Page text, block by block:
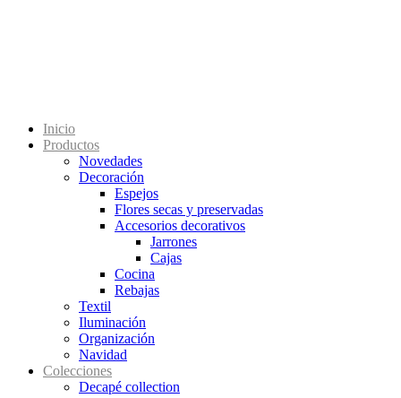
Inicio
Productos
Novedades
Decoración
Espejos
Flores secas y preservadas
Accesorios decorativos
Jarrones
Cajas
Cocina
Rebajas
Textil
Iluminación
Organización
Navidad
Colecciones
Decapé collection